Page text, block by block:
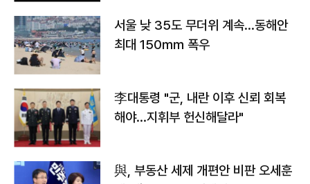
서울 낮 35도 무더위 계속…동해안
최대 150㎜ 폭우
李대통령 "군, 내란 이후 신뢰 회복
해야…지휘부 헌신해달라"
與, 부동산 세제 개편안 비판 오세훈